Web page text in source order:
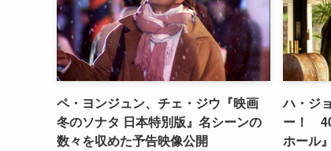
ペ・ヨンジュン、チェ・ジウ『映画
冬のソナタ 日本特別版』名シーンの
数々を収めた予告映像公開
ハ・ジ
ー！
ホール